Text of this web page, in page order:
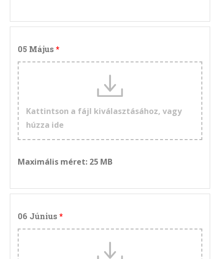
05 Május
Kattintson a fájl kiválasztásához, vagy
húzza ide
Maximális méret: 25 MB
06 Június